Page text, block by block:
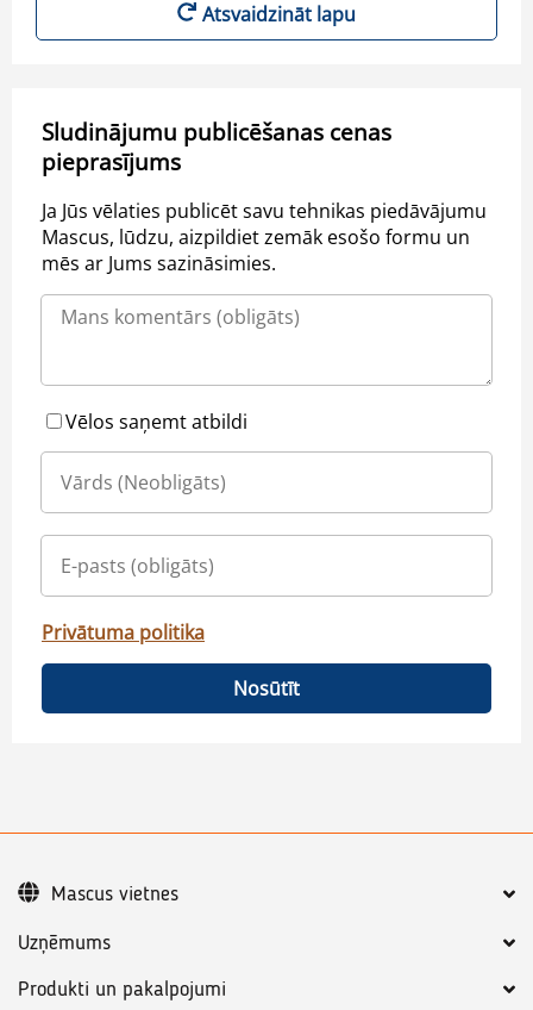
Atsvaidzināt lapu
Sludinājumu publicēšanas cenas
pieprasījums
Ja Jūs vēlaties publicēt savu tehnikas piedāvājumu
Mascus, lūdzu, aizpildiet zemāk esošo formu un
mēs ar Jums sazināsimies.
Vēlos saņemt atbildi
Privātuma politika
Nosūtīt
Uzņēmums
Produkti un pakalpojumi
Mascus vietnes